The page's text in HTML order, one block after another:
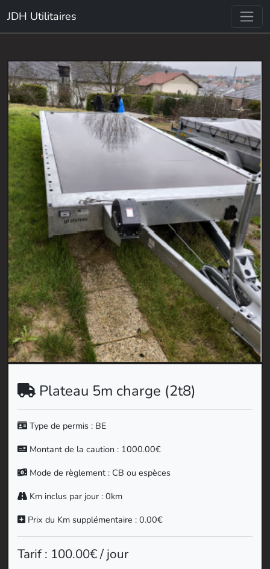
JDH Utilitaires
Plateau 5m charge (2t8)
Type de permis : BE
Montant de la caution : 1000.00€
Mode de règlement : CB ou espèces
Km inclus par jour : 0km
Prix du Km supplémentaire : 0.00€
Tarif : 100.00€ / jour